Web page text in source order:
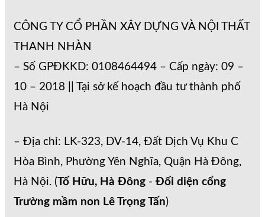
CÔNG TY CỔ PHẦN XÂY DỰNG VÀ NỘI THẤT
THANH NHÀN
– Số GPĐKKD: 0108464494 – Cấp ngày: 09 –
10 – 2018 || Tại sở kế hoạch đầu tư thành phố
Hà Nội
– Địa chỉ: LK-323, DV-14, Đất Dịch Vụ Khu C
Hòa Bình, Phường Yên Nghĩa, Quận Hà Đông,
Hà Nội. (Tố Hữu, Hà Đông - Đối diện cổng
Trường mầm non Lê Trọng Tấn)